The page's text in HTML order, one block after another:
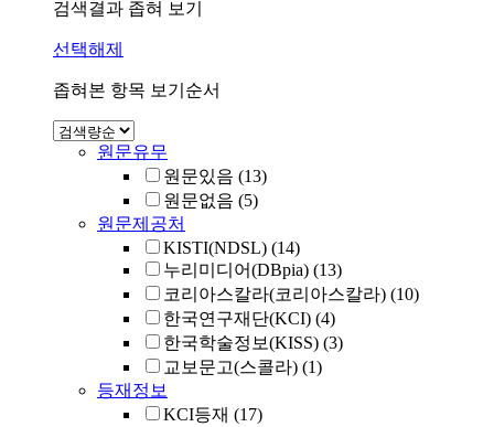
검색결과 좁혀 보기
선택해제
좁혀본 항목 보기순서
원문유무
원문있음 (13)
원문없음 (5)
원문제공처
KISTI(NDSL) (14)
누리미디어(DBpia) (13)
코리아스칼라(코리아스칼라) (10)
한국연구재단(KCI) (4)
한국학술정보(KISS) (3)
교보문고(스콜라) (1)
등재정보
KCI등재 (17)